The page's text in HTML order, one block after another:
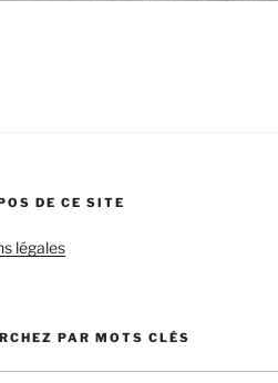
DE CE SITE
légales
PAR MOTS CLÉS